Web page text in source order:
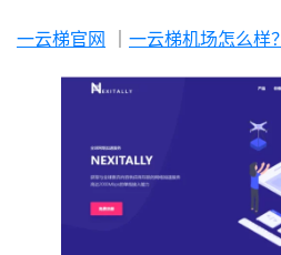
一云梯官网 一云梯机场怎么样？